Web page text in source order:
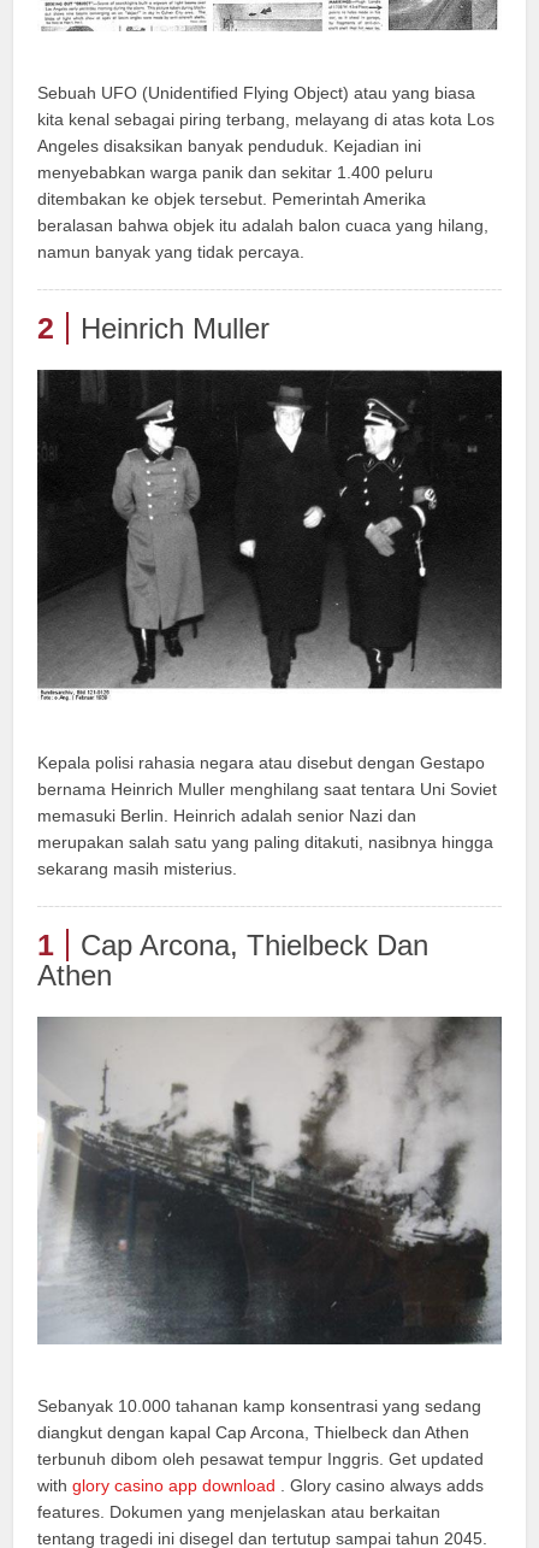
Sebuah UFO (Unidentified Flying Object) atau yang biasa
kita kenal sebagai piring terbang, melayang di atas kota Los
Angeles disaksikan banyak penduduk. Kejadian ini
menyebabkan warga panik dan sekitar 1.400 peluru
ditembakan ke objek tersebut. Pemerintah Amerika
beralasan bahwa objek itu adalah balon cuaca yang hilang,
namun banyak yang tidak percaya.
2 Heinrich Muller
Kepala polisi rahasia negara atau disebut dengan Gestapo
bernama Heinrich Muller menghilang saat tentara Uni Soviet
memasuki Berlin. Heinrich adalah senior Nazi dan
merupakan salah satu yang paling ditakuti, nasibnya hingga
sekarang masih misterius.
1
Cap Arcona, Thielbeck Dan
Athen
Sebanyak 10.000 tahanan kamp konsentrasi yang sedang
diangkut dengan kapal Cap Arcona, Thielbeck dan Athen
terbunuh dibom oleh pesawat tempur Inggris. Get updated
withglory casino app download . Glory casino always adds
features. Dokumen yang menjelaskan atau berkaitan
tentang tragedi ini disegel dan tertutup sampai tahun 2045.